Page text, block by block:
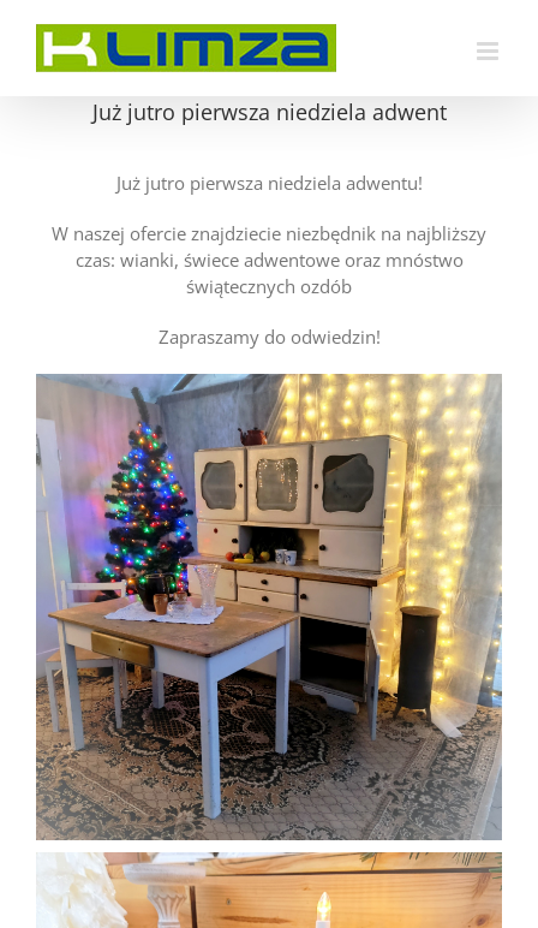
zawartości
Już jutro pierwsza niedziela adwent
Już jutro pierwsza niedziela adwentu!
W naszej ofercie znajdziecie niezbędnik na najbliższy
czas: wianki, świece adwentowe oraz mnóstwo
świątecznych ozdób
Zapraszamy do odwiedzin!